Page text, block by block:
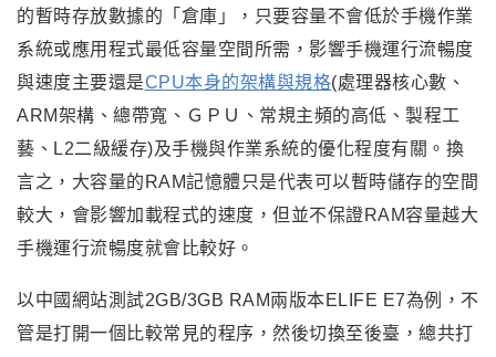
的暫時存放數據的「倉庫」，只要容量不會低於手機作業
系統或應用程式最低容量空間所需， 影響手機運行流暢度
與速度主要還是CPU本身的架構與規格(處理器核心數、
ARM架構、總帶寬、ＧＰＵ、常規主頻的高低、製程工
藝、L2二級緩存)及手機與作業系統的優化程度有關。換
言之，大容量的 RAM記憶體只是代表可以暫時儲存的空間
較大，會影響加載程式的速度，但並不保證RAM容量越大
手機運行流暢度就會比較好。
以中國網站測試2GB/3GB RAM兩版本ELIFE E7為例，不
管是打開一個比較常見的程序，然後切換至後臺，總共打